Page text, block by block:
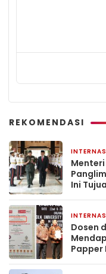
REKOMENDASI
Ini
Dosen
Papper